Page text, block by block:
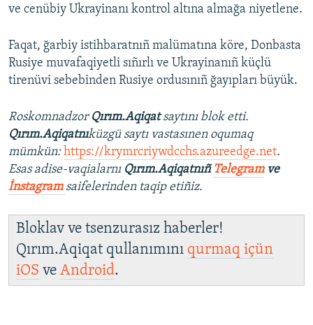
ve cenübiy Ukrayinanı kontrol altına almağa niyetlene.
Faqat, ğarbiy istihbaratnıñ malümatına köre, Donbasta
Rusiye muvafaqiyetli sıñırlı ve Ukrayinanıñ küçlü
tirenüvi sebebinden Rusiye ordusınıñ ğayıpları büyük.
Roskomnadzor Qırım.Aqiqatsaytını blok etti.
Qırım.Aqiqatnıküzgü saytı vastasınen oqumaq
mümkün:https://krymrcriywdcchs.azureedge.net.
Esas adise-vaqialarnı Qırım.Aqiqatnıñ Telegramve
İnstagram saifelerinden taqip etiñiz.
Bloklav ve tsenzurasız haberler!
Qırım.Aqiqat qullanımını qurmaq içün
iOS ve Android.